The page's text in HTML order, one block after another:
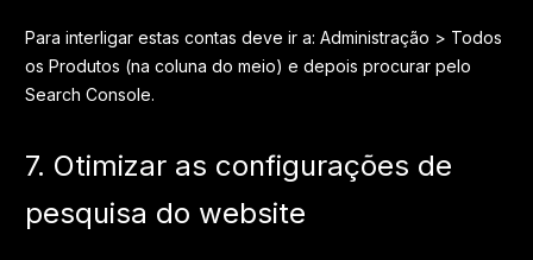
Para interligar estas contas deve ir a: Administração > Todos
os Produtos (na coluna do meio) e depois procurar pelo
Search Console.
7. Otimizar as configurações de
pesquisa do website